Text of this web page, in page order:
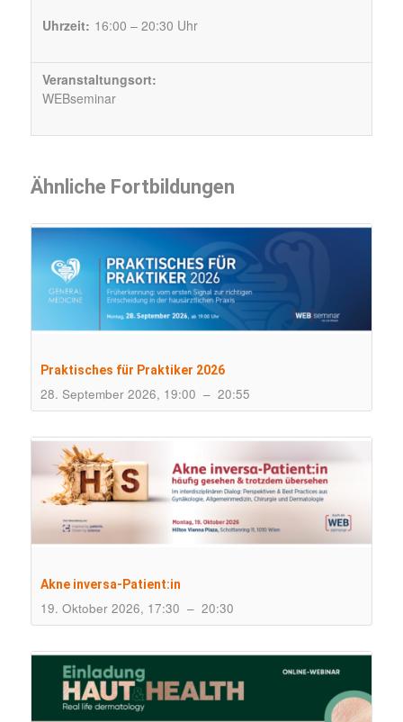
Uhrzeit: 16:00 – 20:30 Uhr
Veranstaltungsort:
WEBseminar
Ähnliche Fortbildungen
Praktisches für Praktiker 2026
28. September 2026, 19:00 – 20:55
Akne inversa-Patient:in
19. Oktober 2026, 17:30 – 20:30